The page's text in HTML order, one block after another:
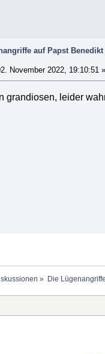
auf Papst
November 2022, 19:10:51 »
grandiosen, leider
» Die